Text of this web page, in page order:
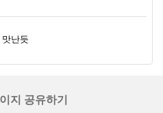
난듯
지 공유하기